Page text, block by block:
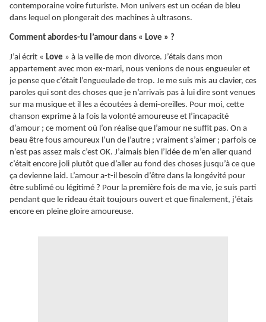
contemporaine voire futuriste. Mon univers est un océan de bleu
dans lequel on plongerait des machines à ultrasons.
Comment abordes-tu l’amour dans « Love » ?
J’ai écrit « Love » à la veille de mon divorce. J’étais dans mon
appartement avec mon ex-mari, nous venions de nous engueuler et
je pense que c’était l’engueulade de trop. Je me suis mis au clavier, ces
paroles qui sont des choses que je n’arrivais pas à lui dire sont venues
sur ma musique et il les a écoutées à demi-oreilles. Pour moi, cette
chanson exprime à la fois la volonté amoureuse et l’incapacité
d’amour ; ce moment où l’on réalise que l’amour ne suffit pas. On a
beau être fous amoureux l’un de l’autre ; vraiment s’aimer ; parfois ce
n’est pas assez mais c’est OK. J’aimais bien l’idée de m’en aller quand
c’était encore joli plutôt que d’aller au fond des choses jusqu’à ce que
ça devienne laid. L’amour a-t-il besoin d’être dans la longévité pour
être sublimé ou légitimé ? Pour la première fois de ma vie, je suis parti
pendant que le rideau était toujours ouvert et que finalement, j’étais
encore en pleine gloire amoureuse.